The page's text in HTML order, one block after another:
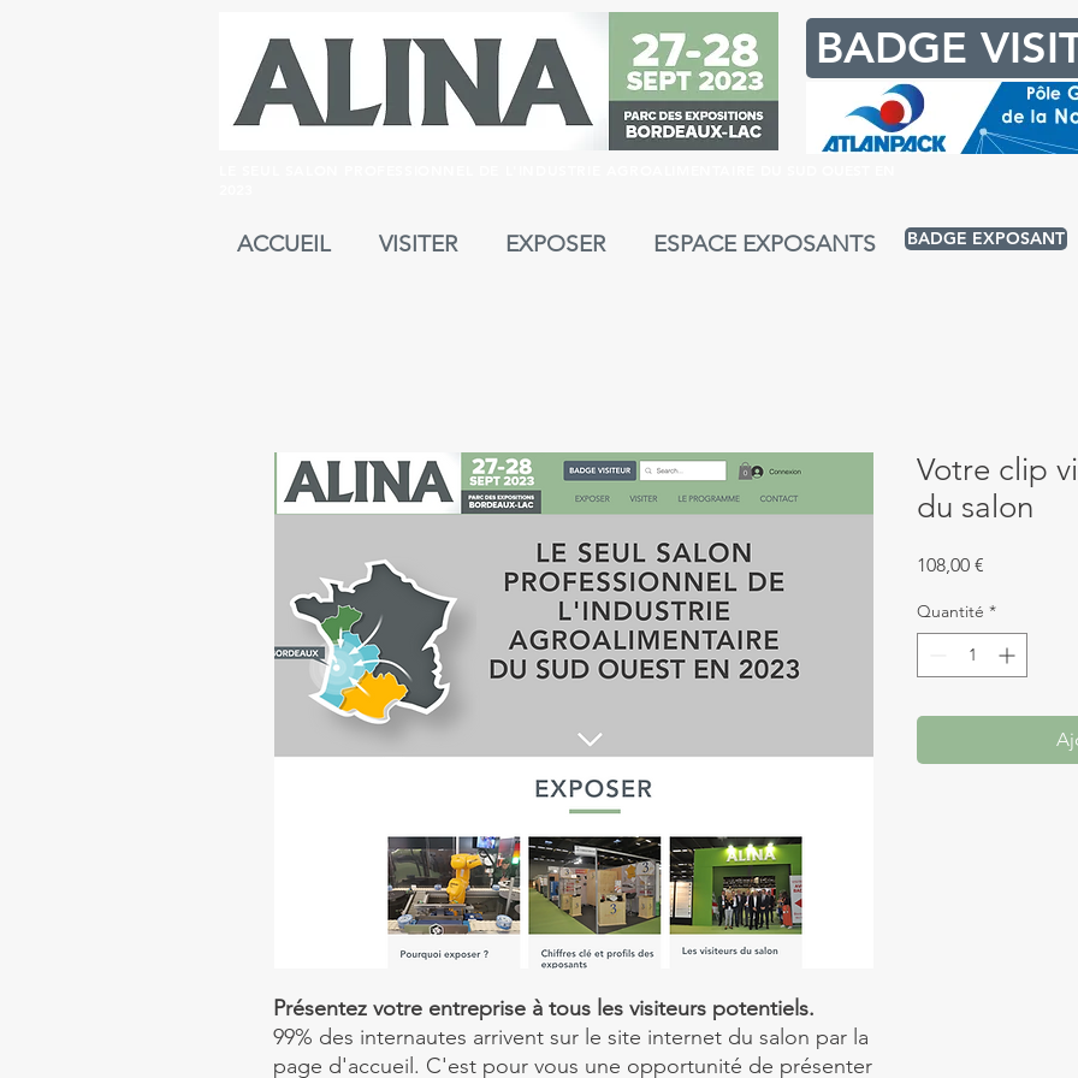
BADGE
ACCUEIL VISITER EXPOSER ESPACE EXPOSANTS BADGE EXPOSANT
Présentez votre entreprise à tous les visiteurs potentiels.
99% des internautes arrivent sur le site internet du salon par la
page d'accueil. C'est pour vous une opportunité de présenter
Votre clip
du salon
108,00 €
Quantité *